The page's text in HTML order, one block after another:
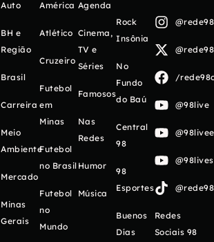
Auto
BH e
Região
Brasil
Carreira
Meio
Ambiente
Mercado
Minas
Gerais
América
Atlético
Cruzeiro
Futebol
em
Minas
Futebol
no Brasil
Futebol
no
Mundo
Agenda
Cinema,
TV e
Séries
Famosos
Nas
Redes
Humor
Música
Rock
Insônia
No
Fundo
do Baú
Central
98
98
Esportes
Buenos
Días
/
@98live
Redes
Sociais 98